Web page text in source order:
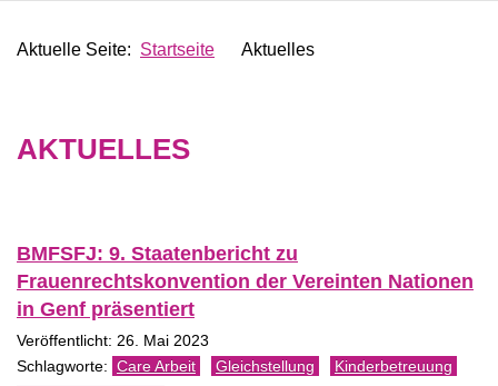
Aktuelle Seite: Startseite Aktuelles
AKTUELLES
BMFSFJ: 9. Staatenbericht zu
Frauenrechtskonvention der Vereinten Nationen
in Genf präsentiert
Veröffentlicht: 26. Mai 2023
Care Arbeit Gleichstellung
Kinderbetreuung